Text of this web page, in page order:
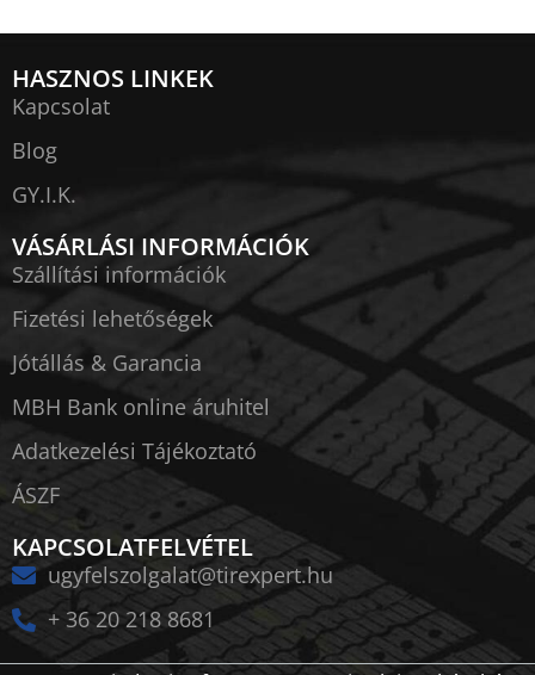
HASZNOS LINKEK
Kapcsolat
Blog
GY.I.K.
VÁSÁRLÁSI INFORMÁCIÓK
Szállítási információk
Fizetési lehetőségek
Jótállás & Garancia
MBH Bank online áruhitel
Adatkezelési Tájékoztató
ÁSZF
KAPCSOLATFELVÉTEL
ugyfelszolgalat@tirexpert.hu
+ 36 20 218 8681